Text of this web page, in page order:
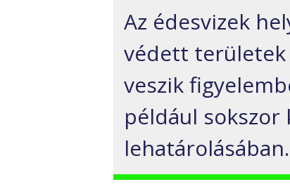
Az édesvizek
védett
veszik
például
lehatárolásában.